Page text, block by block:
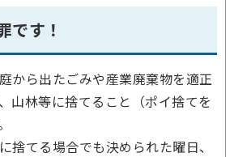
です！
から出たごみや産業廃棄物を適正
山林等に捨てること（ポイ捨てを
捨てる場合でも決められた曜日、